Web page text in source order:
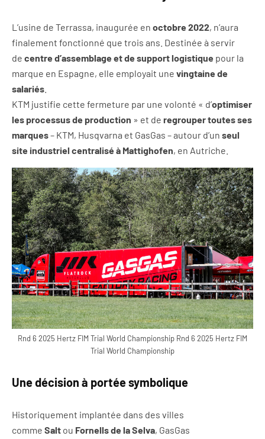
L’usine de Terrassa, inaugurée en octobre 2022, n’aura
finalement fonctionné que trois ans. Destinée à servir
de centre d’assemblage et de support logistique pour la
marque en Espagne, elle employait une vingtaine de
salariés
KTM justifie cette fermeture par une volonté « d’optimiser
les processus de production » et de regrouper toutes ses
marques– KTM, Husqvarna et GasGas – autour d’un seul
site industriel centralisé à Mattighofen, en Autriche.
Rnd 6 2025 Hertz FIM Trial World Championship Rnd 6 2025 Hertz FIM
Trial World Championship
Une décision à portée symbolique
Historiquement implantée dans des villes
comme Salt ou Fornells de la Selva, GasGas